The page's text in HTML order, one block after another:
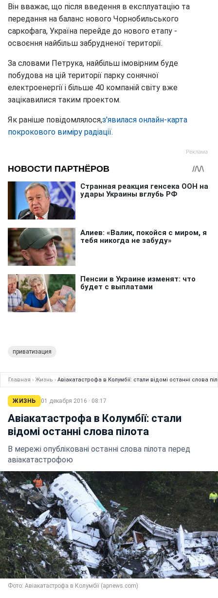
Він вважає, що після введення в експлуатацію та
передання на баланс нового Чорнобильського
саркофага, Україна перейде до нового етапу -
освоєння найбільш забрудненої території.
За словами Петрука, найбільш імовірним буде
побудова на цій території парку сонячної
електроенергії і більше 40 компаній світу вже
зацікавилися таким проектом.
Як раніше повідомлялося,з'явилася онлайн-карта
покрокового виміру радіації.
приватизация
Главная › Жизнь › Авіакатастрофа в Колумбії: стали відомі останні слова
ЖИЗНЬ 01 декабря 2016 · 08:17
Авіакатастрофа в Колумбії: стали
відомі останні слова пілота
В мережі опубліковані останні слова пілота перед
авіакатастрофою
Фото: Авіакатастрофа в Колумбії (apnews.com)